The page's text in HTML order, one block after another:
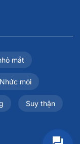
mắt
Nhức mỏi
Suy thận